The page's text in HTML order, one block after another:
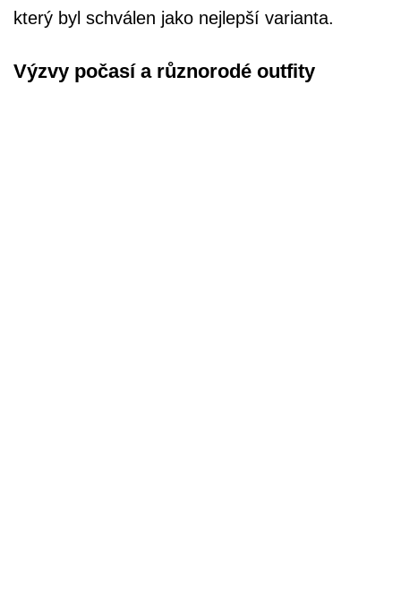
který byl schválen jako nejlepší varianta.
Výzvy počasí a různorodé outfity